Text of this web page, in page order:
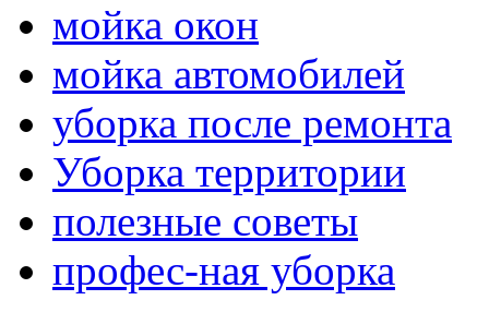
мойка окон
мойка автомобилей
уборка после ремонта
Уборка территории
полезные советы
профес-ная уборка